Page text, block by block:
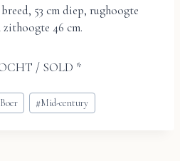
53 cm diep, rughoogte
zithoogte 46 cm.
/ SOLD *
#Mid-century